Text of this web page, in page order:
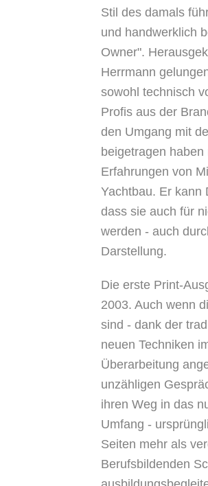
Stil des damals
und handwerklich
Owner".
Herrmann
sowohl technisch
Profis aus der
den Umgang mit
beigetragen
Erfahrungen von
Yachtbau. Er kann
dass sie auch für
werden - auch
Darstellung.
Die erste Print-
2003. Auch wenn
sind - dank der
neuen Techniken
Überarbeitung
unzähligen
ihren Weg in das
Umfang -
Seiten mehr als
Berufsbildenden